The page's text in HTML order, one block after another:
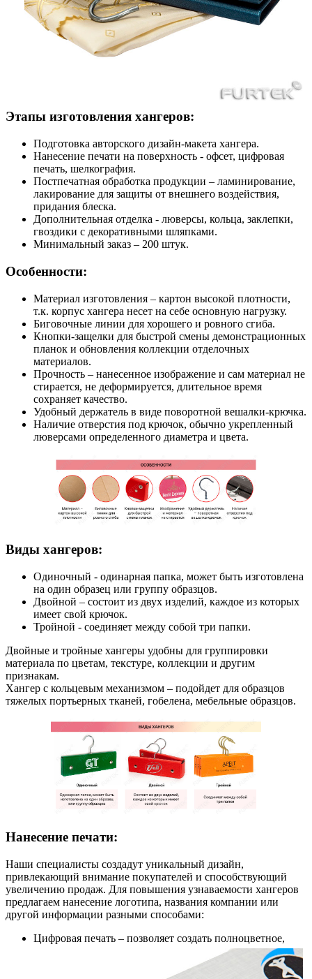
Этапы изготовления хангеров:
Подготовка авторского дизайн-макета хангера.
Нанесение печати на поверхность - офсет, цифровая
печать, шелкография.
Постпечатная обработка продукции – ламинирование,
лакирование для защиты от внешнего воздействия,
придания блеска.
Дополнительная отделка - люверсы, кольца, заклепки,
гвоздики с декоративными шляпками.
Минимальный заказ – 200 штук.
Особенности:
Материал изготовления – картон высокой плотности,
т.к. корпус хангера несет на себе основную нагрузку.
Биговочные линии для хорошего и ровного сгиба.
Кнопки-защелки для быстрой смены демонстрационных
планок и обновления коллекции отделочных
материалов.
Прочность – нанесенное изображение и сам материал не
стирается, не деформируется, длительное время
сохраняет качество.
Удобный держатель в виде поворотной вешалки-крючка.
Наличие отверстия под крючок, обычно укрепленный
люверсами определенного диаметра и цвета.
Виды хангеров:
Одиночный - одинарная папка, может быть изготовлена
на один образец или группу образцов.
Двойной – состоит из двух изделий, каждое из которых
имеет свой крючок.
Тройной - соединяет между собой три папки.
Двойные и тройные хангеры удобны для группировки
материала по цветам, текстуре, коллекции и другим
признакам.
Хангер с кольцевым механизмом – подойдет для образцов
тяжелых портьерных тканей, гобелена, мебельные образцов.
Нанесение печати:
Наши специалисты создадут уникальный дизайн,
привлекающий внимание покупателей и способствующий
увеличению продаж. Для повышения узнаваемости хангеров
предлагаем нанесение логотипа, названия компании или
другой информации разными способами:
Цифровая печать – позволяет создать полноцветное,